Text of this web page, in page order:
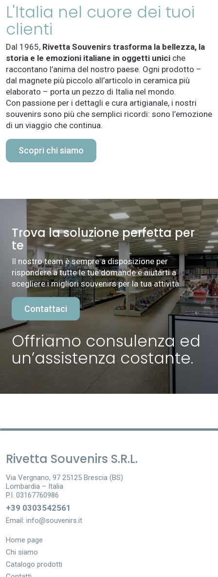
L'Italia nel cuore dei tuoi
clienti
Dal 1965, Rivetta Souvenirs trasforma la bellezza, la
storia e le emozioni italiane in oggetti unici che
raccontano l’anima del nostro paese. Ogni prodotto –
dal magnete più piccolo all’articolo in ceramica più
elaborato – porta un pezzo di Italia nel mondo.
Con passione per i dettagli e cura artigianale, i nostri
souvenirs sono più che semplici ricordi: sono l’emozione
di un viaggio che continua.
Scopri chi siamo
Trova la soluzione perfetta per
te
Il nostro team è sempre a disposizione per
rispondere a tutte le tue domande e aiutarti a
scegliere i migliori souvenirs per la tua attività.
Contattaci
Offriamo consulenza ed
un’assistenza costante.
Rivetta Souvenirs S.R.L.
Via Vergnano, 97 25125 Brescia (BS)
Lombardia – Italia
P.I. 03167760986
+39 0303542561
Email: info@souvenirs.it
Home page
Chi siamo
Catalogo prodotti